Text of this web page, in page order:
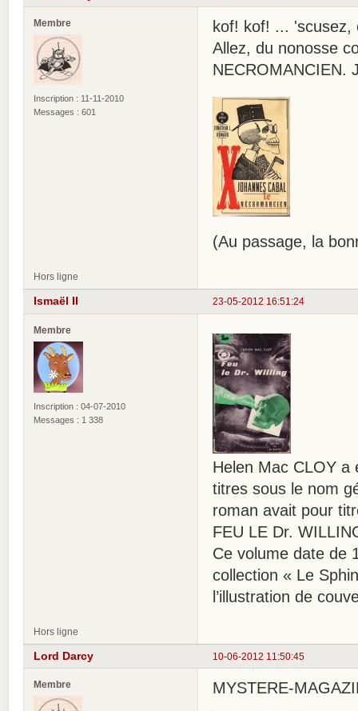
Membre
Inscription : 11-11-2010
Messages : 601
kof! kof! ... 'scusez,
Allez, du nonosse
NECROMANCIEN.
(Au passage, la
Hors ligne
23-05-2012 16:51:24
Ismaël II
Membre
Inscription : 04-07-2010
Messages : 1 338
Helen Mac CLOY a
titres sous le nom
roman avait pour
FEU LE Dr.
Ce volume date de
collection « Le
l’illustration de
Hors ligne
10-06-2012 11:50:45
Lord Darcy
Membre MYSTERE-